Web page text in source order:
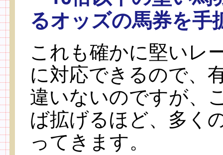
るオッズの馬券を手
これも確かに堅いレ
に対応できるので、
違いないのですが、
ば拡げるほど、多く
ってきます。